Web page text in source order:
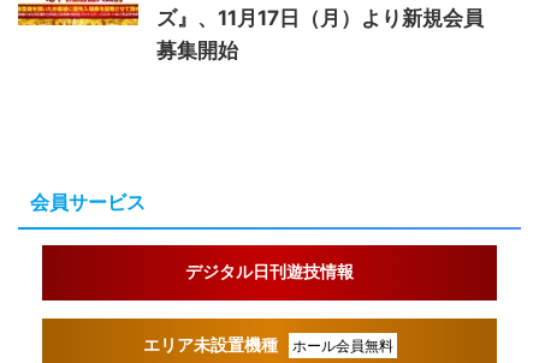
ズ』、11月17日（月）より新規会員
募集開始
会員サービス
デジタル日刊遊技情報
エリア未設置機種 ホール会員無料